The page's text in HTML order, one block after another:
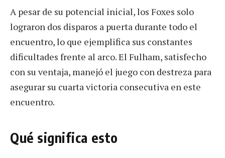
A pesar de su potencial inicial, los Foxes solo
lograron dos disparos a puerta durante todo el
encuentro, lo que ejemplifica sus constantes
dificultades frente al arco. El Fulham, satisfecho
con su ventaja, manejó el juego con destreza para
asegurar su cuarta victoria consecutiva en este
encuentro.
Qué significa esto